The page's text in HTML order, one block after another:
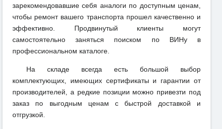
зарекомендовавшие себя аналоги по доступным ценам,
чтобы ремонт вашего транспорта прошел качественно и
эффективно. Продвинутый клиенты могут
самостоятельно заняться поиском по ВИНу в
профессиональном каталоге.
На складе всегда есть большой выбор
комплектующих, имеющих сертификаты и гарантии от
производителей, а редкие позиции можно привезти под
заказ по выгодным ценам с быстрой доставкой и
отгрузкой.